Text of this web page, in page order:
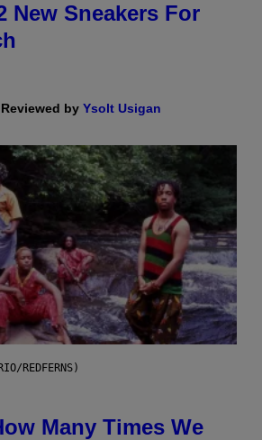
New Sneakers For
by Ysolt Usigan
REDFERNS)
Many Times We